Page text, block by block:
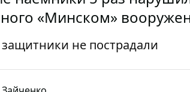
«Минском»
не пострадали